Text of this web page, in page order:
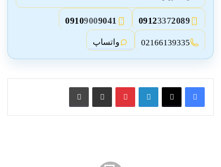
2
09123372089
3
09109009041
02166139335 واتساپ
لینکدین پین ترست از طریق ایمیل به اشتراک بگذارید چاپ کنید